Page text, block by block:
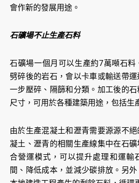
會作新的發展用途。
石礦場不止生產石料
石礦場一個月可以生產約7萬噸石
劈碎後的岩石，會以卡車或輸送帶
一步壓碎、隔篩和分類。加工後的
尺寸，可用於各種建築用途，包括生
由於生產混凝土和瀝青需要源源不
凝土、瀝青的相關生產線集中在石
合營運模式，可以提升處理和運輸
間、降低成本，並減少碳排放。另